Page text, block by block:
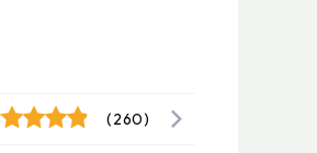
(260)